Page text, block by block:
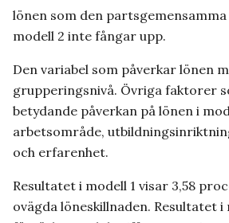
lönen som den
modell 2 inte fångar upp.
Den variabel som påverkar lönen
grupperingsnivå. Övriga faktorer
betydande påverkan på lönen i
arbetsområde,
och erfarenhet.
Resultatet i modell 1 visar 3,58
ovägda löneskillnaden. Resultatet i